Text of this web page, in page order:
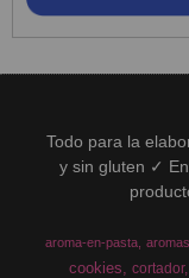
Todo para la
y sin gluten ✓
aroma-en-pasta
cookies cortador